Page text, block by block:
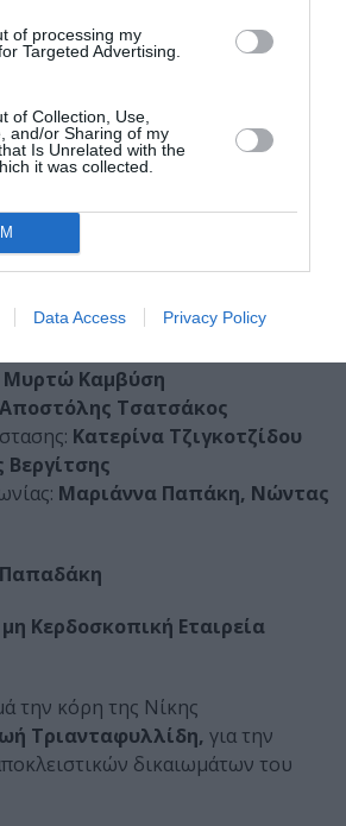
of processing my
Targeted Advertising.
of Collection, Use,
and/or Sharing of my
Is Unrelated with the
it was collected.
Data Access Privacy Policy
Διεύθυνση παραγωγής:
Γιώργος
– Ψηφιακή επεξεργασία:
σκηνικού χώρου & κοστουμιού:
Θανάσης Θαλασσινός
Μυρτώ Καμβύση
Αποστόλης Τσατσάκος
Κατερίνα Τζιγκοτζίδου
Βεργίτσης
Μαριάννα Παπάκη, Νώντας
Κερδοσκοπική Εταιρεία
την κόρη της Νίκης
Τριανταφυλλίδη, για την
δικαιωμάτων του